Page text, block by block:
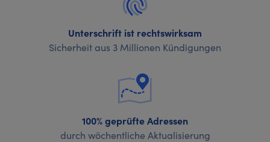
Unterschrift ist rechtswirksam
Sicherheit aus 3 Millionen Kündigungen
100% geprüfte Adressen
durch wöchentliche Aktualisierung